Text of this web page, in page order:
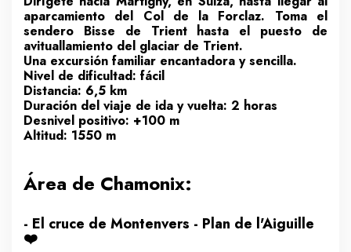
aparcamiento del Col de la Forclaz. Toma el
sendero Bisse de Trient hasta el puesto de
avituallamiento del glaciar de Trient.
Una excursión familiar encantadora y sencilla.
Nivel de dificultad: fácil
Distancia: 6,5 km
Duración del viaje de ida y vuelta: 2 horas
Desnivel positivo: +100 m
Altitud: 1550 m
Área de Chamonix:
- El cruce de Montenvers - Plan de l'Aiguille
❤️